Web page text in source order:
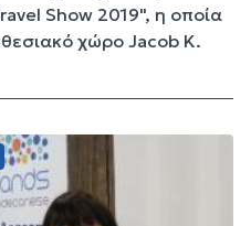
Show 2019", η οποία
χώρο Jacob K.